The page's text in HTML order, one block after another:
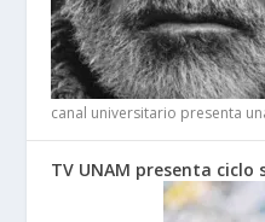
canal universitario presenta
TV UNAM presenta